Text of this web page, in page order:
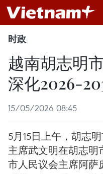
时政
越南胡志明
深化2026-
15/05/2026 08:45
5月15日上午，胡志
主席武文明在胡志明
市人民议会主席阿萨